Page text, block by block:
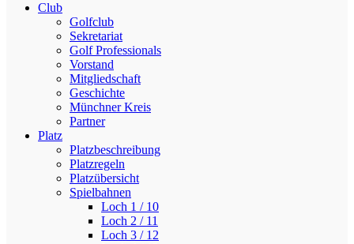
Club
Golfclub
Sekretariat
Golf Professionals
Vorstand
Mitgliedschaft
Geschichte
Münchner Kreis
Partner
Platz
Platzbeschreibung
Platzregeln
Platzübersicht
Spielbahnen
Loch 1 / 10
Loch 2 / 11
Loch 3 / 12